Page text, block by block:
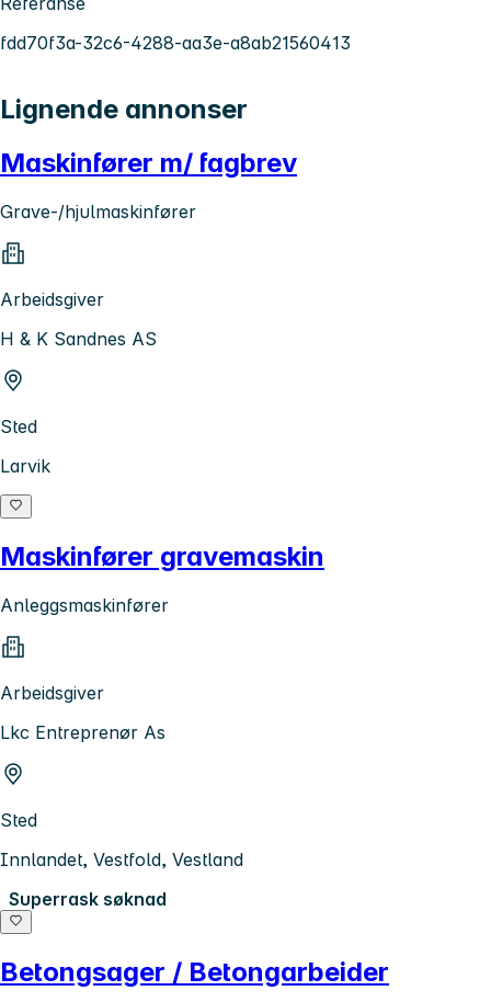
fdd70f3a-32c6-4288-aa3e-a8ab21560413
Lignende annonser
Maskinfører m/ fagbrev
Grave-/hjulmaskinfører
Arbeidsgiver
H & K Sandnes AS
Sted
Larvik
Maskinfører gravemaskin
Anleggsmaskinfører
Arbeidsgiver
Lkc Entreprenør As
Sted
Innlandet, Vestfold, Vestland
Superrask søknad
Betongsager / Betongarbeider